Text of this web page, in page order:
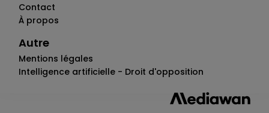
Contact
À propos
Autre
Mentions légales
Intelligence artificielle - Droit d'opposition